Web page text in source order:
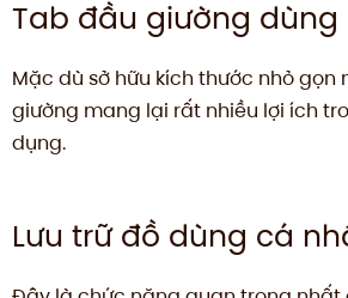
Tab đầu giường dùng
Mặc dù sở hữu kích thước nhỏ gọn
giường mang lại rất nhiều lợi ích
dụng.
Lưu trữ đồ dùng cá